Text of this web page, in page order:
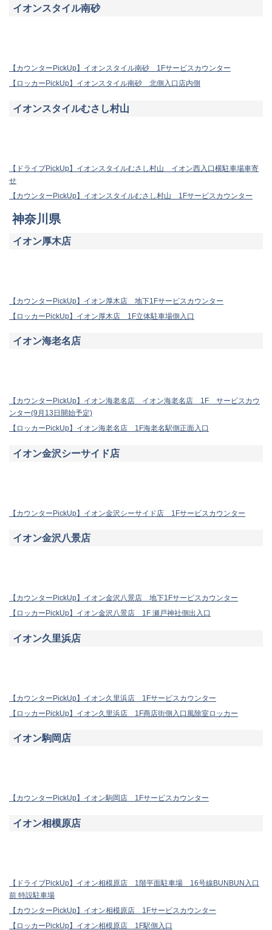
【カウンターPickUp】イオンスタイル南砂 1Fサービスカウンター
【ロッカーPickUp】イオンスタイル南砂 北側入口店内側
イオンスタイル南砂
【ドライブPickUp】イオンスタイルむさし村山 イオン西入口横駐車場車寄
せ
【カウンターPickUp】イオンスタイルむさし村山 1Fサービスカウンター
イオンスタイルむさし村山
神奈川県
【カウンターPickUp】イオン厚木店 地下1Fサービスカウンター
【ロッカーPickUp】イオン厚木店 1F立体駐車場側入口
イオン厚木店
【カウンターPickUp】イオン海老名店 イオン海老名店 1F サービスカウ
ンター(9月13日開始予定)
【ロッカーPickUp】イオン海老名店 1F海老名駅側正面入口
イオン海老名店
【カウンターPickUp】イオン金沢シーサイド店 1Fサービスカウンター
イオン金沢シーサイド店
【カウンターPickUp】イオン金沢八景店 地下1Fサービスカウンター
【ロッカーPickUp】イオン金沢八景店 1F 瀬戸神社側出入口
イオン金沢八景店
【カウンターPickUp】イオン久里浜店 1Fサービスカウンター
【ロッカーPickUp】イオン久里浜店 1F商店街側入口風除室ロッカー
イオン久里浜店
【カウンターPickUp】イオン駒岡店 1Fサービスカウンター
イオン駒岡店
【ドライブPickUp】イオン相模原店 1階平面駐車場 16号線BUNBUN入口
前 特設駐車場
【カウンターPickUp】イオン相模原店 1Fサービスカウンター
【ロッカーPickUp】イオン相模原店 1F駅側入口
イオン相模原店